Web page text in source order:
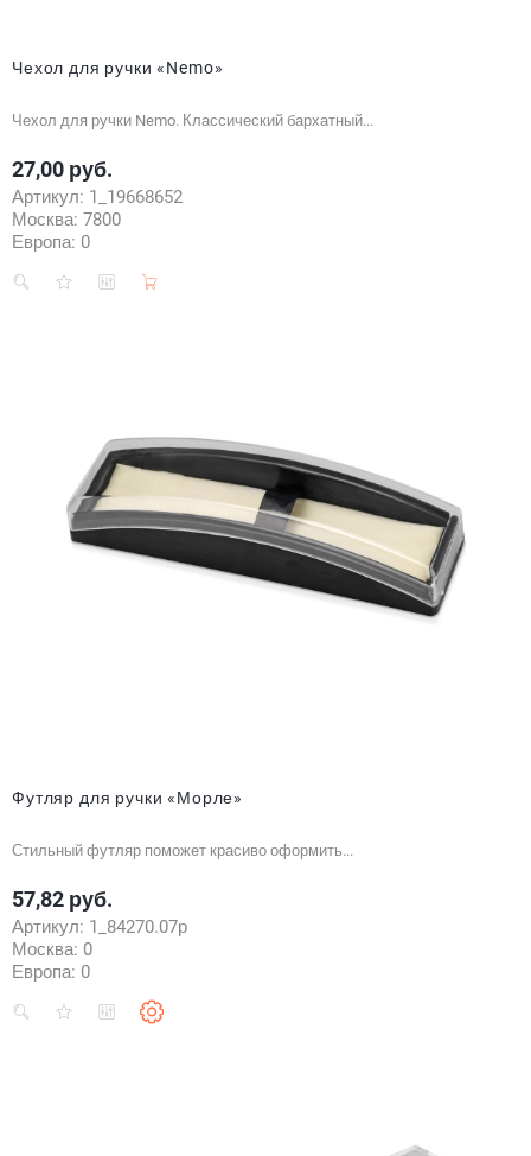
Чехол для ручки «Nemo»
Чехол для ручки Nemo. Классический бархатный...
Цена
27,00 руб.
Артикул: 1_19668652
Москва: 7800
Европа: 0
Футляр для ручки «Морле»
Стильный футляр поможет красиво оформить...
Цена
57,82 руб.
Артикул: 1_84270.07р
Москва: 0
Европа: 0